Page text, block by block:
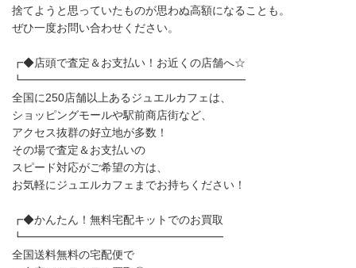
捨てようと思っていたものが思わぬ高額になることも。
ぜひ一度お問い合わせください。
┏◆店頭で査定＆お支払い！お近くの店舗へ☆
┗━━━━━━━━━━━━━━━━━━━━
全国に250店舗以上あるジュエルカフェは、
ショッピングモールや駅前商店街など、
アクセス抜群の好立地が多数！
その場で査定＆お支払いの
スピード対応がご希望の方は、
お気軽にジュエルカフェまでお持ちください！
┏◆かんたん！無料宅配キットでのお買取
┗━━━━━━━━━━━━━━━━━━
全国送料無料の宅配便で